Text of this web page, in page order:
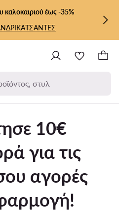
καλοκαιριού έως -35%
ΤΣΑΝΤΕΣ
στυλ
10€
για τις
αγορές